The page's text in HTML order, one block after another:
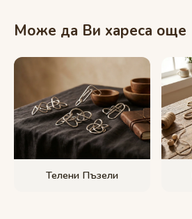
Може да Ви хареса още
Телени Пъзели